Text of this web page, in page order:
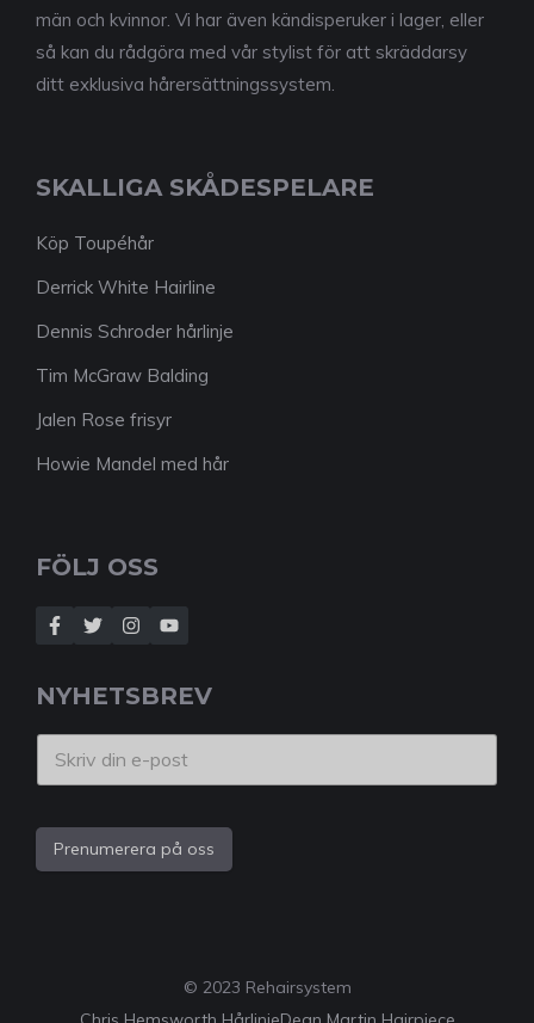
män och kvinnor. Vi har även kändisperuker i lager, eller
så kan du rådgöra med vår stylist för att skräddarsy
ditt exklusiva hårersättningssystem.
SKALLIGA SKÅDESPELARE
Köp Toupéhår
Derrick White Hairline
Dennis Schroder hårlinje
Tim McGraw Balding
Jalen Rose frisyr
Howie Mandel med hår
FÖLJ OSS
NYHETSBREV
Prenumerera på oss
© 2023 Rehairsystem